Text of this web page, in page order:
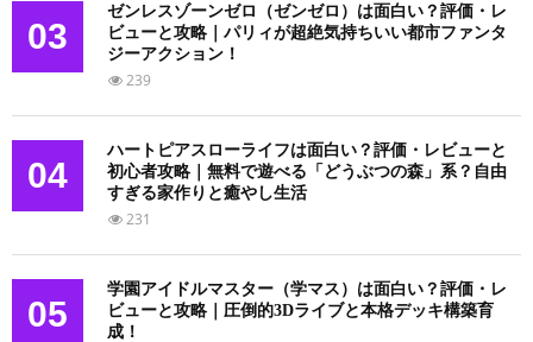
03
ゼンレスゾーンゼロ（ゼンゼロ）は面白い？評価・レ
ビューと攻略｜パリィが超絶気持ちいい都市ファンタ
ジーアクション！
239
04
ハートピアスローライフは面白い？評価・レビューと
初心者攻略｜無料で遊べる「どうぶつの森」系？自由
すぎる家作りと癒やし生活
231
05
学園アイドルマスター（学マス）は面白い？評価・レ
ビューと攻略｜圧倒的3Dライブと本格デッキ構築育
成！